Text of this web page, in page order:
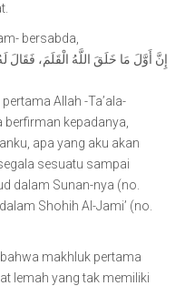
bersabda,
إِنَّ أَوَّلَ مَا خَلَقَ اللَّهُ الْقَلَمَ،
Allah -Ta’ala-
kepadanya,
apa yang aku akan
sesuatu sampai
dalam Sunan-nya (no.
Shohih Al-Jami’ (no.
makhluk pertama
lemah yang tak memiliki